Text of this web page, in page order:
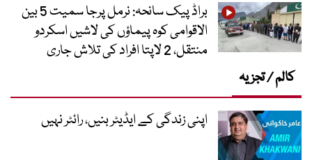
براڈ پیک سانحہ: نرمل پرجا سمیت 5 بین
الاقوامی کوہ پیماؤں کی لاشیں اسکردو
منتقل، 2 لاپتا افراد کی تلاش جاری
کالم / تجزیہ
اپنی زندگی کے ایڈیٹر بنیں، رائٹر نہیں